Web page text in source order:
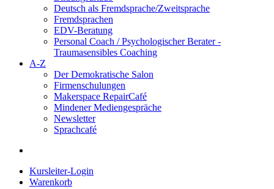
Deutsch als Fremdsprache/Zweitsprache
Fremdsprachen
EDV-Beratung
Personal Coach / Psychologischer Berater -
Traumasensibles Coaching
A-Z
Der Demokratische Salon
Firmenschulungen
Makerspace RepairCafé
Mindener Mediengespräche
Newsletter
Sprachcafé
Kursleiter-Login
Warenkorb